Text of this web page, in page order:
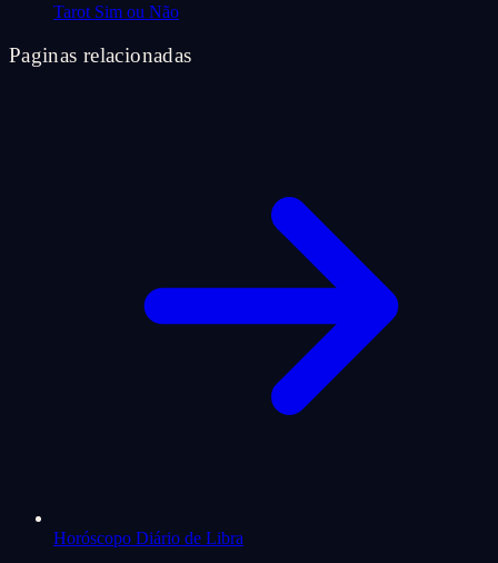
Tarot Sim ou Não
Paginas relacionadas
Horóscopo Diário de Libra